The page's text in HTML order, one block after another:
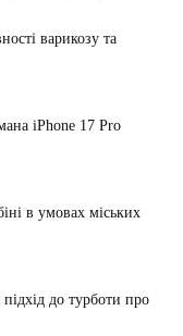
варикозу та
iPhone 17 Pro
в умовах міських
до турботи про